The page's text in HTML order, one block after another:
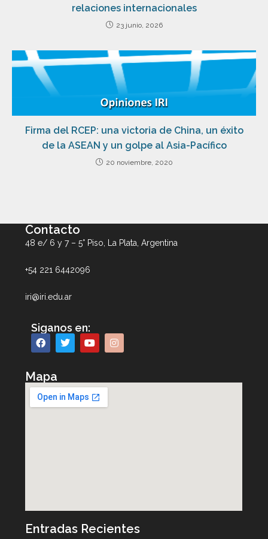
relaciones internacionales
23 junio, 2026
Firma del RCEP: una victoria de China, un éxito
de la ASEAN y un golpe al Asia-Pacífico
20 noviembre, 2020
Contacto
48 e/ 6 y 7 – 5° Piso, La Plata, Argentina
+54 221 6442096
iri@iri.edu.ar
Siganos en:
Mapa
Entradas Recientes